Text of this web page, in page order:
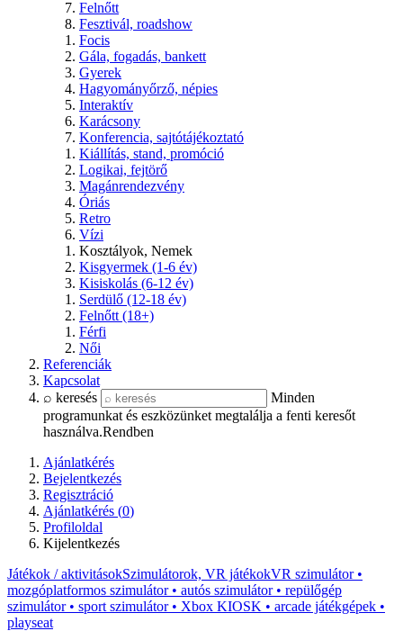
Felnőtt
Fesztivál, roadshow
Focis
Gála, fogadás, bankett
Gyerek
Hagyományőrző, népies
Interaktív
Karácsony
Konferencia, sajtótájékoztató
Kiállítás, stand, promóció
Logikai, fejtörő
Magánrendezvény
Óriás
Retro
Vízi
Kosztályok, Nemek
Kisgyermek (1-6 év)
Kisiskolás (6-12 év)
Serdülő (12-18 év)
Felnőtt (18+)
Férfi
Női
Referenciák
Kapcsolat
⌕ keresés
Minden
programunkat és eszközünket megtalálja a fenti keresőt
használva.Rendben
Ajánlatkérés
Bejelentkezés
Regisztráció
Ajánlatkérés (0)
Profiloldal
Kijelentkezés
Játékok / aktivitásokSzimulátorok, VR játékokVR szimulátor •
mozgóplatformos szimulátor • autós szimulátor • repülőgép
szimulátor • sport szimulátor • Xbox KIOSK • arcade játékgépek •
playseat